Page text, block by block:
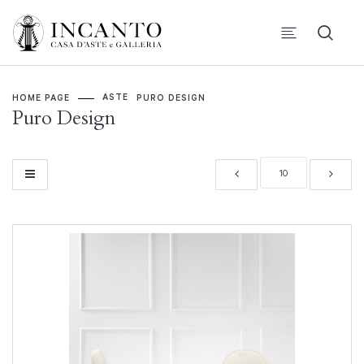
HOME PAGE ASTE PURO DESIGN
Puro Design